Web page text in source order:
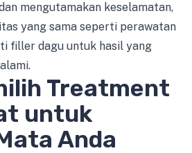
mengutamakan keselamatan,
yang sama seperti perawatan
filler dagu untuk hasil yang
Treatment
untuk
Anda